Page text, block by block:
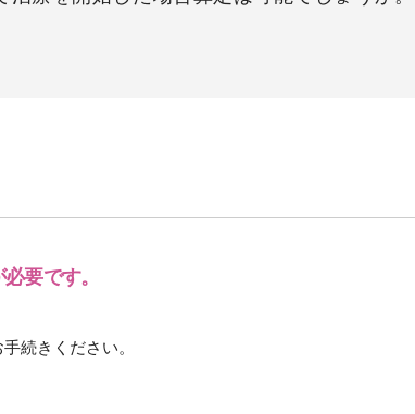
要です。
続きください。